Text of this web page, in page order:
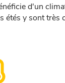
d'un
étés y sont